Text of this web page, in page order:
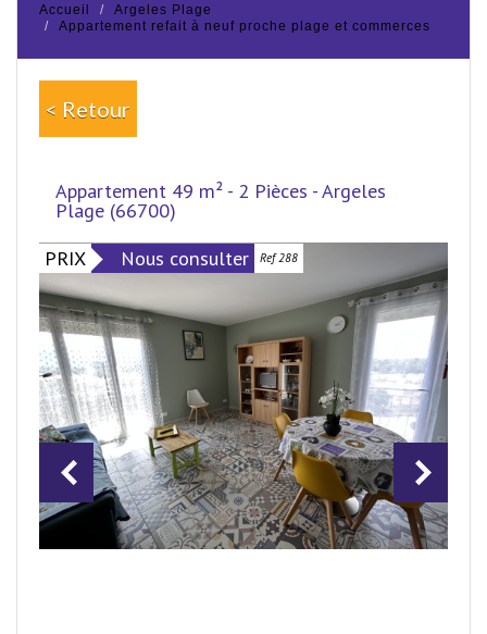
Accueil
Argeles Plage
Appartement refait à neuf proche plage et commerces
< Retour
Appartement 49 m² - 2 Pièces - Argeles
Plage (66700)
PRIX
Nous consulter Ref 288